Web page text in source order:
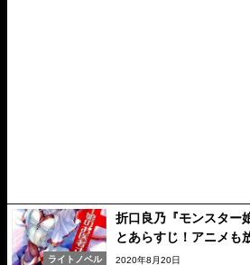
ライトノベル
折口良乃『モンスター
とあらすじ！アニメも
2020年8月20日